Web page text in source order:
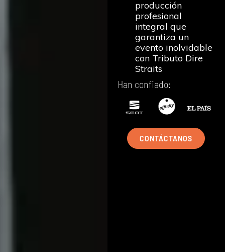
producción
profesional
integral que
garantiza un
evento inolvidable
con Tributo Dire
Straits
Han confiado:
CONTÁCTANOS